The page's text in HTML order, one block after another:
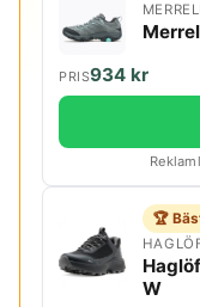
PRIS934 kr
🏆
W